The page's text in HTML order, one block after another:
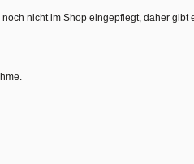
nicht im Shop eingepflegt, daher gibt